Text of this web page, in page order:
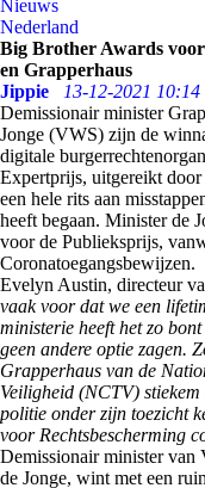
Nieuws
Nederland
Big Brother Awards
en Grapperhaus
Jippie
13-12-2021 10:14
Demissionair minister
Jonge (VWS) zijn de
digitale
Expertprijs, uitgereikt
een hele rits aan
heeft begaan. Minister de
voor de Publieksprijs,
Coronatoegangsbewijzen.
Evelyn Austin, directeur
vaak voor dat we een
ministerie heeft het zo
geen andere optie zagen.
Grapperhaus van de
Veiligheid (NCTV)
politie onder zijn toezicht
voor Rechtsbescherming
Demissionair minister van
de Jonge, wint met een